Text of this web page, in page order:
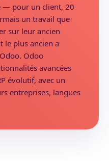
— pour un client, 20
un travail que
sur leur ancien
le plus ancien a
Odoo
avancées
évolutif, avec un
entreprises, langues